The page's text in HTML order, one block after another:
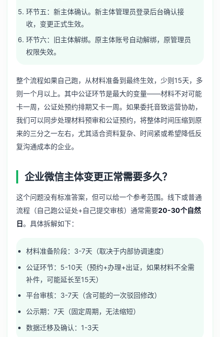
环节五：新主体确认。新主体管理员登录后台确认接
收，变更正式生效。
环节六：旧主体解绑。原主体账号自动解绑，原管理员
权限失效。
整个流程如果自己跑，从材料准备到最终生效，少则15天，多
则一个月以上。其中公证环节是最大的变量——材料不对可能
卡一周，公证处预约排期又卡一周。如果委托音致运营协助，
我们可以同步处理材料预审和公证预约，将整体时间压缩到原
来的三分之一左右，尤其适合资料复杂、时间紧或希望降低反
复沟通成本的企业。
企业微信主体变更正常需要多久？
这个问题没有标准答案，但可以给一个参考范围。线下或普通
流程（自己跑公证处+自己提交审核）通常需要20-30个自然
日。具体拆解如下：
材料准备阶段：3-7天（取决于内部协调速度）
公证环节：5-10天（预约+办理+出证，如果材料不全需
补件，可能延长至15天）
平台审核：3-7天（含可能的一次驳回修改）
公示期：7天（固定周期，无法缩短）
数据迁移及确认：1-3天